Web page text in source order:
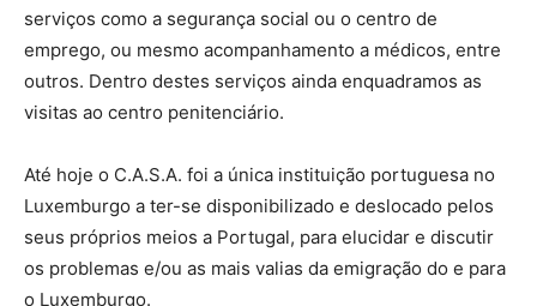
serviços como a segurança social ou o centro de
emprego, ou mesmo acompanhamento a médicos, entre
outros. Dentro destes serviços ainda enquadramos as
visitas ao centro penitenciário.
Até hoje o C.A.S.A. foi a única instituição portuguesa no
Luxemburgo a ter-se disponibilizado e deslocado pelos
seus próprios meios a Portugal, para elucidar e discutir
os problemas e/ou as mais valias da emigração do e para
o Luxemburgo.